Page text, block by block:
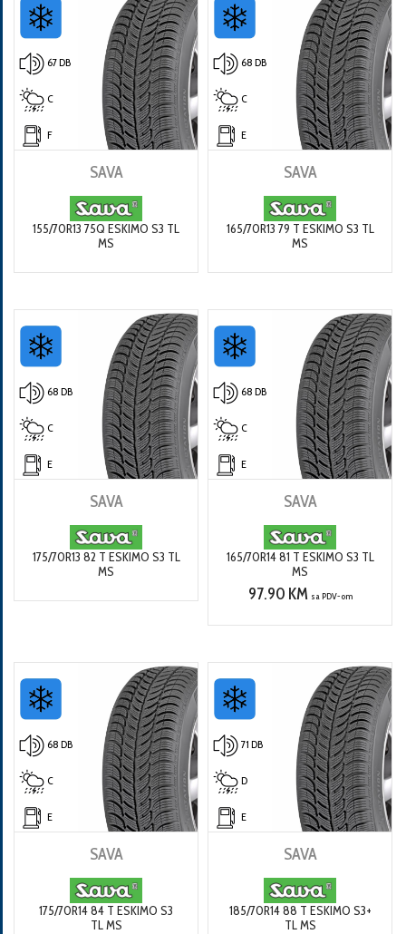
67 DB
C
F
SAVA
155/70R13 75Q ESKIMO S3 TL
MS
68 DB
C
E
SAVA
165/70R13 79 T ESKIMO S3 TL
MS
68 DB
C
E
SAVA
175/70R13 82 T ESKIMO S3 TL
MS
68 DB
C
E
SAVA
165/70R14 81 T ESKIMO S3 TL
MS
97.90 KM sa PDV-om
68 DB
C
E
SAVA
175/70R14 84 T ESKIMO S3
TL MS
71 DB
D
E
SAVA
185/70R14 88 T ESKIMO S3+
TL MS